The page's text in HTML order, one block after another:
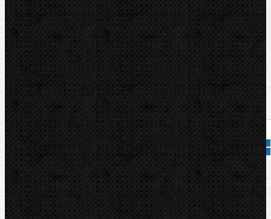
U nás zaplatíte s DPH
1 571,79 Kč
Dostupnost:
Na dotaz
Množství:
Přidat do košíku
Kód zboží:
107.148
Značka:
LEISTER